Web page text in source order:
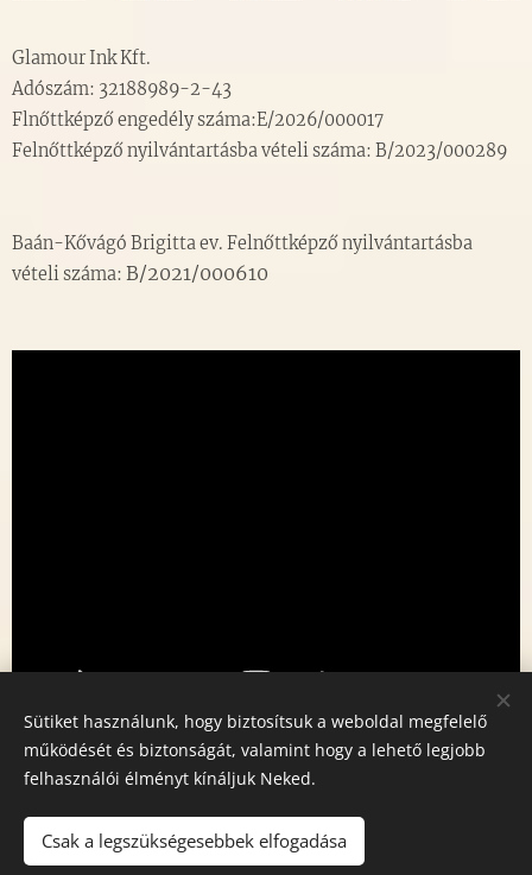
Glamour Ink Kft.
Adószám: 32188989-2-43
Flnőttképző engedély száma:E/2026/000017
Felnőttképző nyilvántartásba vételi száma: B/2023/000289
Baán-Kővágó Brigitta ev. Felnőttképző nyilvántartásba
vételi száma: B/2021/000610
Bejelentkezés: 0630/993-9233 Cím: 1115. Bp. Bartók Béla út
Sütiket használunk, hogy biztosítsuk a weboldal megfelelő
működését és biztonságát, valamint hogy a lehető legjobb
felhasználói élményt kínáljuk Neked.
Csak a legszükségesebbek elfogadása